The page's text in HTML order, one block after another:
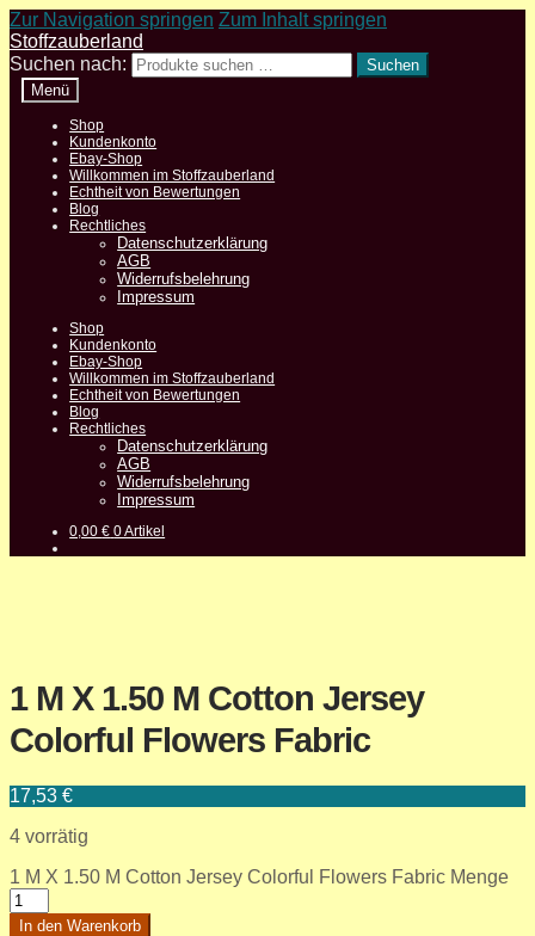
Zur Navigation springen Zum Inhalt springen
Stoffzauberland
Suchen nach:
Suchen
Menü
Shop
Kundenkonto
Ebay-Shop
Willkommen im Stoffzauberland
Echtheit von Bewertungen
Blog
Rechtliches
Datenschutzerklärung
AGB
Widerrufsbelehrung
Impressum
Shop
Kundenkonto
Ebay-Shop
Willkommen im Stoffzauberland
Echtheit von Bewertungen
Blog
Rechtliches
Datenschutzerklärung
AGB
Widerrufsbelehrung
Impressum
0,00€ 0 Artikel
1 M X 1.50 M Cotton Jersey
Colorful Flowers Fabric
17,53 €
4 vorrätig
1 M X 1.50 M Cotton Jersey Colorful Flowers Fabric Menge
In den Warenkorb